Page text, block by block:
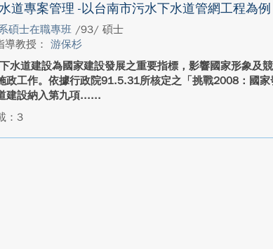
道專案管理 -以台南市污水下水道管網工程為例
碩士在職專班 /93/ 碩士
導教授： 游保杉
建設為國家建設發展之重要指標，影響國家形象及
政工作。依據行政院91.5.31所核定之「挑戰2008：國家
建設納入第九項...
：3